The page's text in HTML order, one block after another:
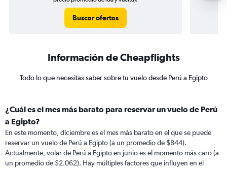
Buscar ofertas
Información de Cheapflights
Todo lo que necesitas saber sobre tu vuelo desde Perú a Egipto
¿Cuál es el mes más barato para reservar un vuelo de Perú
a Egipto?
En este momento, diciembre es el mes más barato en el que se puede
reservar un vuelo de Perú a Egipto (a un promedio de $844).
Actualmente, volar de Perú a Egipto en junio es el momento más caro (a
un promedio de $2.062). Hay múltiples factores que influyen en el